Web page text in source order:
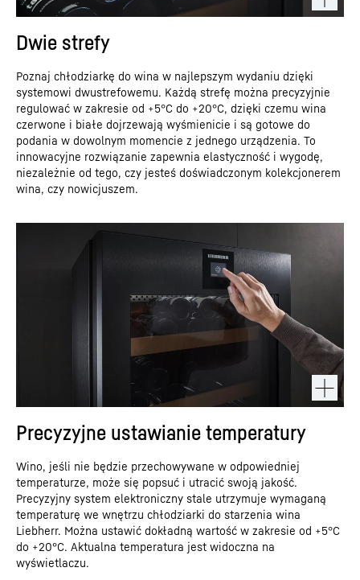
Dwie strefy
Poznaj chłodziarkę do wina w najlepszym wydaniu dzięki
systemowi dwustrefowemu. Każdą strefę można precyzyjnie
regulować w zakresie od +5°C do +20°C, dzięki czemu wina
czerwone i białe dojrzewają wyśmienicie i są gotowe do
podania w dowolnym momencie z jednego urządzenia. To
innowacyjne rozwiązanie zapewnia elastyczność i wygodę,
niezależnie od tego, czy jesteś doświadczonym kolekcjonerem
wina, czy nowicjuszem.
Precyzyjne ustawianie temperatury
Wino, jeśli nie będzie przechowywane w odpowiedniej
temperaturze, może się popsuć i utracić swoją jakość.
Precyzyjny system elektroniczny stale utrzymuje wymaganą
temperaturę we wnętrzu chłodziarki do starzenia wina
Liebherr. Można ustawić dokładną wartość w zakresie od +5°C
do +20°C. Aktualna temperatura jest widoczna na
wyświetlaczu.